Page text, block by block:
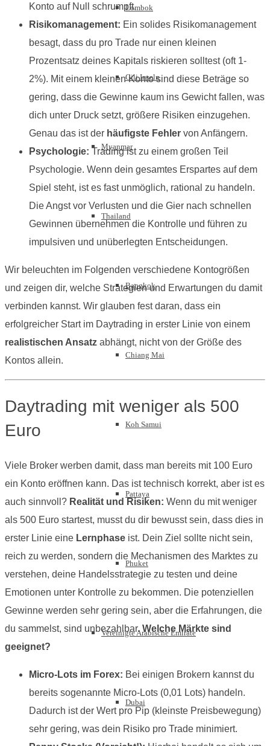
Lombok
Gili Inseln
Myanmar
Thailand
Bangkok
Chiang Mai
Koh Samui
Pattaya
Phuket
Vereinigte Arabische Emirate
Dubai
Konto auf Null schrumpft.
Risikomanagement: Ein solides Risikomanagement
besagt, dass du pro Trade nur einen kleinen
Prozentsatz deines Kapitals riskieren solltest (oft 1-
2%). Mit einem kleinen Konto sind diese Beträge so
gering, dass die Gewinne kaum ins Gewicht fallen, was
dich unter Druck setzt, größere Risiken einzugehen.
Genau das ist der häufigste Fehler von Anfängern.
Psychologie: Trading ist zu einem großen Teil
Psychologie. Wenn dein gesamtes Erspartes auf dem
Spiel steht, ist es fast unmöglich, rational zu handeln.
Die Angst vor Verlusten und die Gier nach schnellen
Gewinnen übernehmen die Kontrolle und führen zu
impulsiven und unüberlegten Entscheidungen.
Wir beleuchten im Folgenden verschiedene Kontogrößen
und zeigen dir, welche Strategien und Erwartungen du damit
verbinden kannst. Wir glauben fest daran, dass ein
erfolgreicher Start im Daytrading in erster Linie von einem
realistischen Ansatz abhängt, nicht von der Größe des
Kontos allein.
Daytrading mit weniger als 500
Euro
Viele Broker werben damit, dass man bereits mit 100 Euro
ein Konto eröffnen kann. Das ist technisch korrekt, aber ist es
auch sinnvoll? Realität und Risiken: Wenn du mit weniger
als 500 Euro startest, musst du dir bewusst sein, dass dies in
erster Linie eine Lernphase ist. Dein Ziel sollte nicht sein,
reich zu werden, sondern die Mechanismen des Marktes zu
verstehen, deine Handelsstrategie zu testen und deine
Emotionen unter Kontrolle zu bekommen. Die potenziellen
Gewinne werden sehr gering sein, aber die Erfahrungen, die
du sammelst, sind unbezahlbar. Welche Märkte sind
geeignet?
Micro-Lots im Forex: Bei einigen Brokern kannst du
bereits sogenannte Micro-Lots (0,01 Lots) handeln.
Dadurch ist der Wert pro Pip (kleinste Preisbewegung)
sehr gering, was dein Risiko pro Trade minimiert.